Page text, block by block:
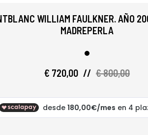
WILLIAM FAULKNER. AÑO
MADREPERLA
€ 720,00 // € 800,00